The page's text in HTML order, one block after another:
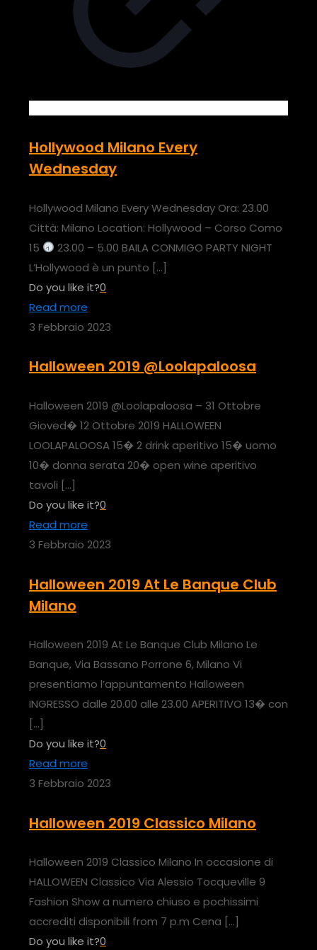
Hollywood Milano Every
Wednesday
Hollywood Milano Every Wednesday Ora: 23.00
Città: Milano Location: Hollywood – Corso Como
15
23.00 – 5.00 BAILA CONMIGO PARTY NIGHT
L’Hollywood è un punto […]
Do you like it?0
Read more
3 Febbraio 2023
Halloween 2019 @Loolapaloosa
Halloween 2019 @Loolapaloosa – 31 Ottobre
Gioved� 12 Ottobre 2019 HALLOWEEN
LOOLAPALOOSA 15� 2 drink aperitivo 15� uomo
10� donna serata 20� open wine aperitivo
tavoli […]
Do you like it?0
Read more
3 Febbraio 2023
Halloween 2019 At Le Banque Club
Milano
Halloween 2019 At Le Banque Club Milano Le
Banque, Via Bassano Porrone 6, Milano Vi
presentiamo l’appuntamento Halloween
INGRESSO dalle 20.00 alle 23.00 APERITIVO 13� con
[…]
Do you like it?0
Read more
3 Febbraio 2023
Halloween 2019 Classico Milano
Halloween 2019 Classico Milano In occasione di
HALLOWEEN Classico Via Alessio Tocqueville 9
Fashion Show a numero chiuso e pochissimi
accrediti disponibili from 7 p.m Cena […]
Do you like it?0